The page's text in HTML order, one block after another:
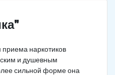
наркотиков
и душевным
сильной форме она